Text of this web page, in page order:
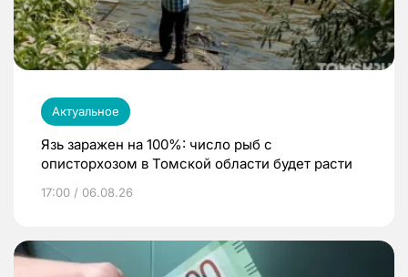
Актуальное
Язь заражен на 100%: число рыб с
описторхозом в Томской области будет расти
17:00 / 06.08.26